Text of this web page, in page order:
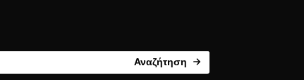
Αναζήτηση